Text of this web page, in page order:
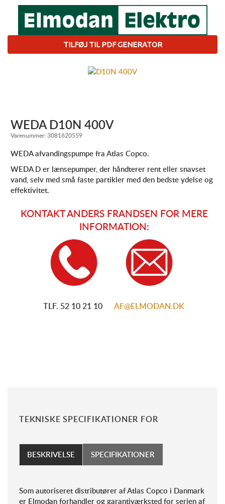
WEDA D10N 400V
Varenummer:3081620559
WEDA afvandingspumpe fra Atlas Copco.
WEDA D er lænsepumper, der håndterer rent eller snavset
vand, selv med små faste partikler med den bedste ydelse og
effektivitet.
KONTAKT ANDERS FRANDSEN FOR MERE
INFORMATION:
TLF. 52 10 21 10 AF@ELMODAN.DK
TILFØJ TIL PDF GENERATOR
TEKNISKE SPECIFIKATIONER FOR
BESKRIVELSE SPECIFIKATIONER
Som autoriseret distributører af Atlas Copco i Danmark
er Elmodan forhandler og garantiværksted for serien af